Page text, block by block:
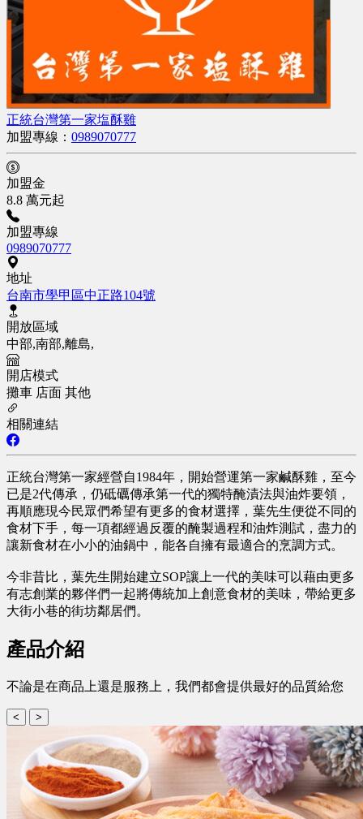
正統台灣第一家塩酥雞
加盟專線： 0989070777
加盟金
8.8 萬元起
加盟專線
0989070777
地址
台南市學甲區中正路104號
開放區域
中部,南部,離島,
開店模式
攤車 店面 其他
相關連結
正統台灣第一家經營自1984年，開始營運第一家鹹酥雞，至今
已是2代傳承，仍砥礪傳承第一代的獨特醃漬法與油炸要領，
再順應現今民眾們希望有更多的食材選擇，葉先生便從不同的
食材下手，每一項都經過反覆的醃製過程和油炸測試，盡力的
讓新食材在小小的油鍋中，能各自擁有最適合的烹調方式。
今非昔比，葉先生開始建立SOP讓上一代的美味可以藉由更多
有志創業的夥伴們一起將傳統加上創意食材的美味，帶給更多
大街小巷的街坊鄰居們。
產品介紹
不論是在商品上還是服務上，我們都會提供最好的品質給您
< >